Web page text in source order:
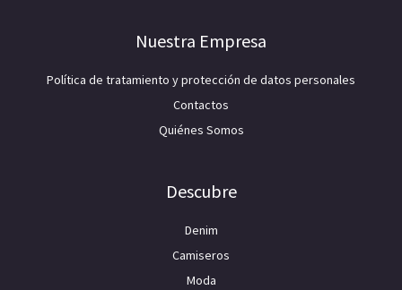
Nuestra Empresa
Política de tratamiento y protección de datos personales
Contactos
Quiénes Somos
Descubre
Denim
Camiseros
Moda